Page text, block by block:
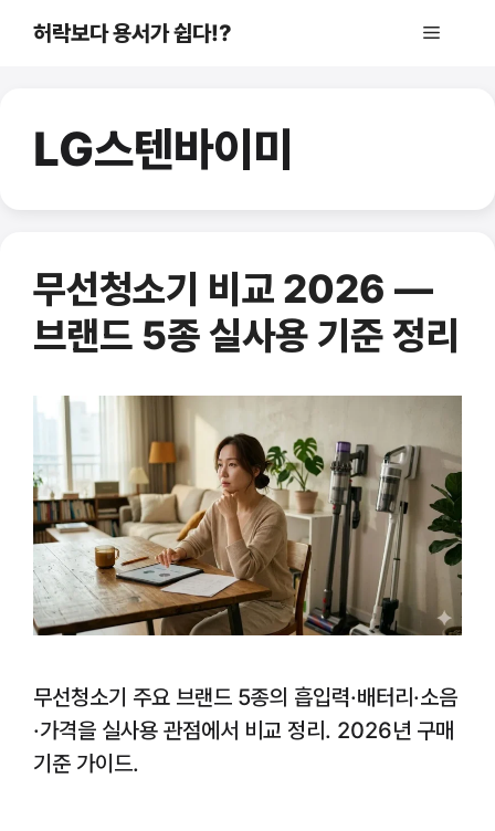
허락보다 용서가 쉽다!? 메
LG스텐바이미
무선청소기 비교 2026 —
브랜드 5종 실사용 기준 정리
무선청소기 주요 브랜드 5종의 흡입력·배터리·소음
·가격을 실사용 관점에서 비교 정리. 2026년 구매
기준 가이드.